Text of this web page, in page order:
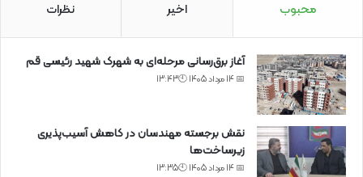
محبوب اخیر نظرات
آغاز برق‌رسانی مرحله‌ای به شهرک شهید رئیسی قم
📅 14 مرداد 1405 🕙13:43
نقش برجسته مهندسان در کاهش آسیب‌پذیری
زیرساخت‌ها
📅 14 مرداد 1405 🕙13:35